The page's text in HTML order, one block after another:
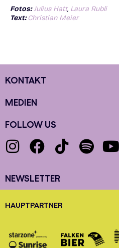
Fotos: Julius Hatt, Laura Rubli
Text:Christian Meier
KONTAKT
MEDIEN
FOLLOW US
NEWSLETTER
HAUPTPARTNER